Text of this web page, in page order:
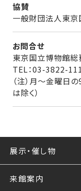
協賛
一般財団法人東
お問合せ
東京国立博物館
TEL：03-3822-
（注）月～金曜日
は除く）
展示・催し物
来館案内